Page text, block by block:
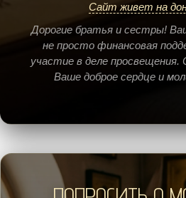
Сайт живет на
Дорогие братья и сестры!
не просто финансовая
участие в деле просвещения.
Ваше доброе сердце и